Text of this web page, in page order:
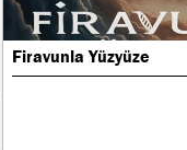
Firavunla Yüzyüze